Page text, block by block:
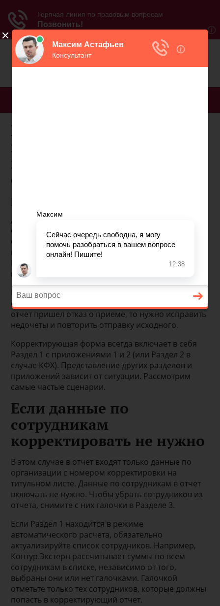
Как заполнить
корректирующий расчет
по страховым взносам по
снилс
До 30 июля бухгалтеры сдавали расчет по
страховым взносам за II квартал 2019 года. После
отчетности в топе оказались вопросы по
корректирующей форме. Эксперты техподдержки
Контур.Экстерна рассказали, как заполнять
корректировки в разных ситуациях.
Корректирующая форма подается только в том
случае, если исходная принята. Если на исходный
отчет пришел отказ о приеме, то нужно исправить
недочеты и повторить отправку исходного.
Корректирующая форма всегда включает в себя
Раздел 1 с приложениями 1 и 2 (или Раздел 2 в
случае КФХ). Представление других разделов и
приложений зависит от ситуации. Рассмотрим
самые частые сценарии.
Если данные по
сотрудникам
корректировать не нужно
В этом случае в отчет входят только данные по
организации с номером корректировки на
титульном листе. Данные по сотрудникам в отчет
включать не нужно. Чтобы убрать сотрудников из
отчета, снимите с них галочки в Разделе 3.
Если Раздел 1 находится в режиме
автоматического расчета, обязательно
актуализируйте список сотрудников. Например,
Контур.Экстерн рассчитывает суммы по всем
сотрудникам в списке, независимо от того,
выбраны они или нет галочками. Галочкой
отметьте только тех сотрудников, которые должны
попасть в корректирующий отчет.